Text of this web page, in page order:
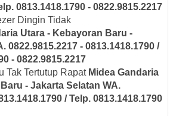
0813.1418.1790 - 0822.9815.2217
Dingin Tidak
Utara - Kebayoran Baru -
0822.9815.2217 - 0813.1418.1790 /
- 0822.9815.2217
Tak Tertutup Rapat Midea Gandaria
- Jakarta Selatan WA.
/ Telp. 0813.1418.1790